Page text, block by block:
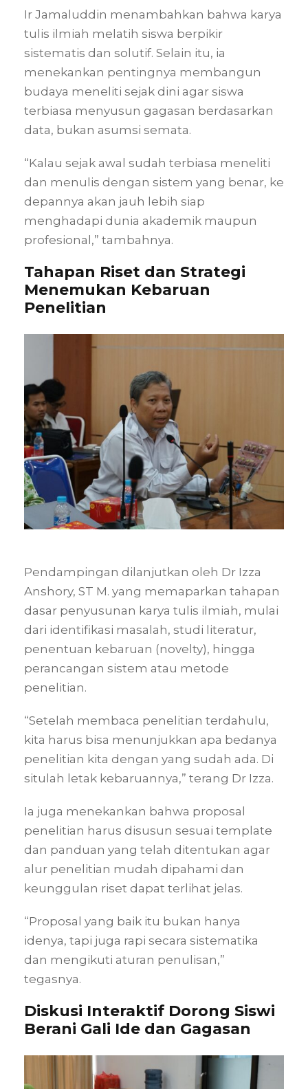
Ir Jamaluddin menambahkan bahwa karya
tulis ilmiah melatih siswa berpikir
sistematis dan solutif. Selain itu, ia
menekankan pentingnya membangun
budaya meneliti sejak dini agar siswa
terbiasa menyusun gagasan berdasarkan
data, bukan asumsi semata.
“Kalau sejak awal sudah terbiasa meneliti
dan menulis dengan sistem yang benar, ke
depannya akan jauh lebih siap
menghadapi dunia akademik maupun
profesional,” tambahnya.
Tahapan Riset dan Strategi
Menemukan Kebaruan
Penelitian
Pendampingan dilanjutkan oleh Dr Izza
Anshory, ST M. yang memaparkan tahapan
dasar penyusunan karya tulis ilmiah, mulai
dari identifikasi masalah, studi literatur,
penentuan kebaruan (novelty), hingga
perancangan sistem atau metode
penelitian.
“Setelah membaca penelitian terdahulu,
kita harus bisa menunjukkan apa bedanya
penelitian kita dengan yang sudah ada. Di
situlah letak kebaruannya,” terang Dr Izza.
Ia juga menekankan bahwa proposal
penelitian harus disusun sesuai template
dan panduan yang telah ditentukan agar
alur penelitian mudah dipahami dan
keunggulan riset dapat terlihat jelas.
“Proposal yang baik itu bukan hanya
idenya, tapi juga rapi secara sistematika
dan mengikuti aturan penulisan,”
tegasnya.
Diskusi Interaktif Dorong Siswi
Berani Gali Ide dan Gagasan